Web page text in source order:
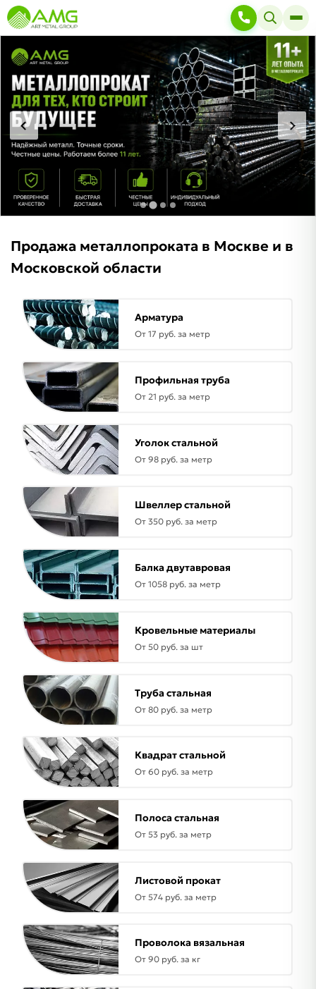
Продажа металлопроката в Москве и в
Московской области
Арматура
От 17 руб. за метр
Профильная труба
От 21 руб. за метр
Уголок стальной
От 98 руб. за метр
Швеллер стальной
От 350 руб. за метр
Балка двутавровая
От 1058 руб. за метр
Кровельные материалы
От 50 руб. за шт
Труба стальная
От 80 руб. за метр
Квадрат стальной
От 60 руб. за метр
Полоса стальная
От 53 руб. за метр
Листовой прокат
От 574 руб. за метр
Проволока вязальная
От 90 руб. за кг